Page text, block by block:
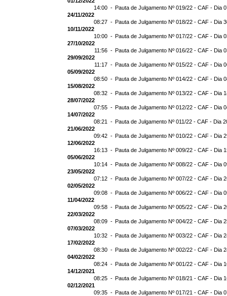
14:00 - Pauta de Julgamento Nº 019/22 - CAF - Dia
24/11/2022
08:27 - Pauta de Julgamento Nº 018/22 - CAF - Dia
10/11/2022
10:00 - Pauta de Julgamento Nº 017/22 - CAF - Dia
27/10/2022
11:56 - Pauta de Julgamento Nº 016/22 - CAF - Dia
29/09/2022
11:17 - Pauta de Julgamento Nº 015/22 - CAF - Dia
05/09/2022
08:50 - Pauta de Julgamento Nº 014/22 - CAF - Dia
15/08/2022
08:32 - Pauta de Julgamento Nº 013/22 - CAF - Dia
28/07/2022
07:55 - Pauta de Julgamento Nº 012/22 - CAF - Dia
14/07/2022
08:21 - Pauta de Julgamento Nº 011/22 - CAF - Dia
21/06/2022
09:42 - Pauta de Julgamento Nº 010/22 - CAF - Dia
12/06/2022
16:13 - Pauta de Julgamento Nº 009/22 - CAF - Dia
05/06/2022
10:14 - Pauta de Julgamento Nº 008/22 - CAF - Dia
23/05/2022
07:12 - Pauta de Julgamento Nº 007/22 - CAF - Dia
02/05/2022
09:08 - Pauta de Julgamento Nº 006/22 - CAF - Dia
11/04/2022
09:58 - Pauta de Julgamento Nº 005/22 - CAF - Dia
22/03/2022
08:09 - Pauta de Julgamento Nº 004/22 - CAF - Dia
07/03/2022
10:32 - Pauta de Julgamento Nº 003/22 - CAF - Dia
17/02/2022
08:30 - Pauta de Julgamento Nº 002/22 - CAF - Dia
04/02/2022
08:24 - Pauta de Julgamento Nº 001/22 - CAF - Dia
14/12/2021
08:25 - Pauta de Julgamento Nº 018/21 - CAF - Dia
02/12/2021
09:35 - Pauta de Julgamento Nº 017/21 - CAF - Dia